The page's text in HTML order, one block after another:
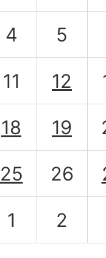
産との連携
者等相談支
ザルの実施
4 5
11 12
18 19
25 26
1 2